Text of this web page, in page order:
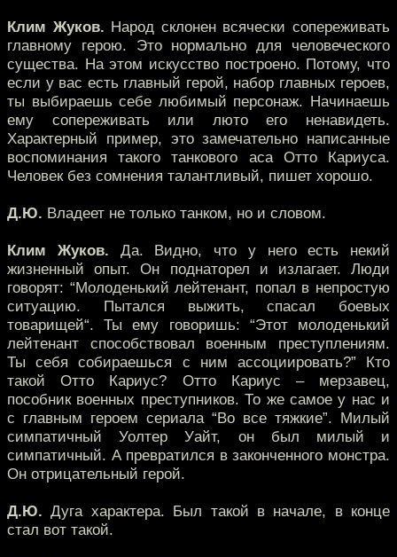
Клим Жуков. Народ склонен всячески сопереживать
главному герою. Это нормально для человеческого
существа. На этом искусство построено. Потому, что
если у вас есть главный герой, набор главных героев,
ты выбираешь себе любимый персонаж. Начинаешь
ему сопереживать или люто его ненавидеть.
Характерный пример, это замечательно написанные
воспоминания такого танкового аса Отто Кариуса.
Человек без сомнения талантливый, пишет хорошо.
Д.Ю. Владеет не только танком, но и словом.
Клим Жуков. Да. Видно, что у него есть некий
жизненный опыт. Он поднаторел и излагает. Люди
говорят: “Молоденький лейтенант, попал в непростую
ситуацию. Пытался выжить, спасал боевых
товарищей“. Ты ему говоришь: “Этот молоденький
лейтенант способствовал военным преступлениям.
Ты себя собираешься с ним ассоциировать?” Кто
такой Отто Кариус? Отто Кариус – мерзавец,
пособник военных преступников. То же самое у нас и
с главным героем сериала “Во все тяжкие”. Милый
симпатичный Уолтер Уайт, он был милый и
симпатичный. А превратился в законченного монстра.
Он отрицательный герой.
Д.Ю. Дуга характера. Был такой в начале, в конце
стал вот такой.